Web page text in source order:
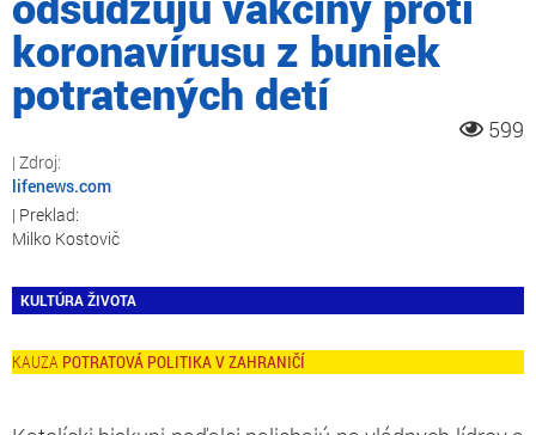
koronavírusu z buniek
potratených detí
599
lifenews.com
Milko Kostovič
KULTÚRA ŽIVOTA
POTRATOVÁ POLITIKA V ZAHRANIČÍ